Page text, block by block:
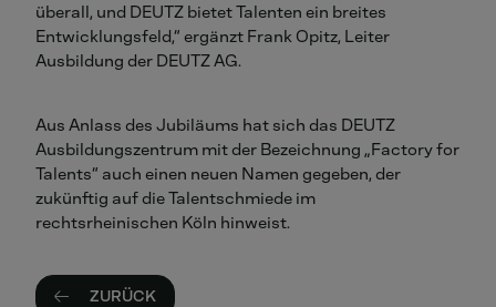
überall, und DEUTZ bietet Talenten ein breites
Entwicklungsfeld,“ ergänzt Frank Opitz, Leiter
Ausbildung der DEUTZ AG.
Aus Anlass des Jubiläums hat sich das DEUTZ
Ausbildungszentrum mit der Bezeichnung „Factory for
Talents“ auch einen neuen Namen gegeben, der
zukünftig auf die Talentschmiede im
rechtsrheinischen Köln hinweist.
ZURÜCK